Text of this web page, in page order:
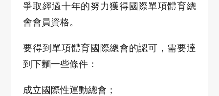
爭取經過十年的努力獲得國際單項體育總
會會員資格。
要得到單項體育國際總會的認可，需要達
到下麵一些條件：
成立國際性運動總會；